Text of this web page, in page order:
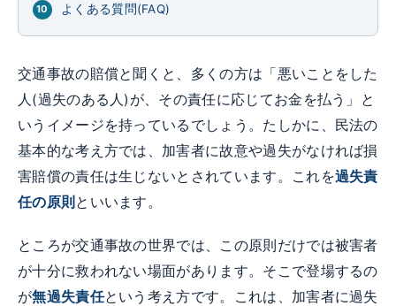
よくある質問(FAQ)
交通事故の賠償と聞くと、多くの方は「悪いことをした
人(過失のある人)が、その責任に応じてお金を払う」と
いうイメージを持っているでしょう。たしかに、民法の
基本的な考え方では、加害者に故意や過失がなければ損
害賠償の責任は生じないとされています。これを過失責
任の原則 といいます。
ところが交通事故の世界では、この原則だけでは被害者
が十分に救われない場面があります。そこで登場するの
が無過失責任という考え方です。これは、加害者に過失